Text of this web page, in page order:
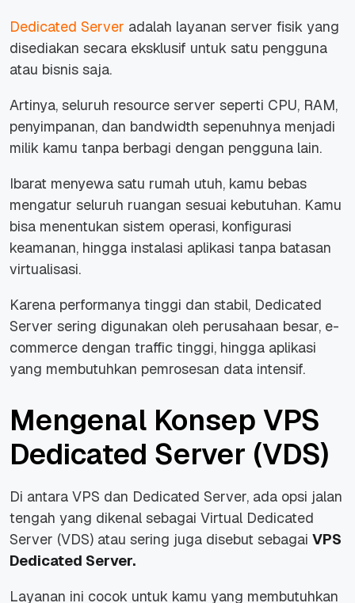
Dedicated Server adalah layanan server fisik yang
disediakan secara eksklusif untuk satu pengguna
atau bisnis saja.
Artinya, seluruh resource server seperti CPU, RAM,
penyimpanan, dan bandwidth sepenuhnya menjadi
milik kamu tanpa berbagi dengan pengguna lain.
Ibarat menyewa satu rumah utuh, kamu bebas
mengatur seluruh ruangan sesuai kebutuhan. Kamu
bisa menentukan sistem operasi, konfigurasi
keamanan, hingga instalasi aplikasi tanpa batasan
virtualisasi.
Karena performanya tinggi dan stabil, Dedicated
Server sering digunakan oleh perusahaan besar, e-
commerce dengan traffic tinggi, hingga aplikasi
yang membutuhkan pemrosesan data intensif.
Mengenal Konsep VPS
Dedicated Server (VDS)
Di antara VPS dan Dedicated Server, ada opsi jalan
tengah yang dikenal sebagai Virtual Dedicated
Server (VDS) atau sering juga disebut sebagai VPS
Dedicated Server.
Layanan ini cocok untuk kamu yang membutuhkan